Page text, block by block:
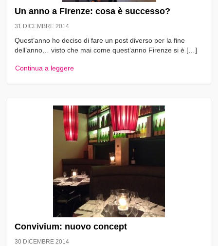
Un anno a Firenze: cosa è successo?
31 DICEMBRE 2014
Quest’anno ho deciso di fare un post diverso per la fine
dell’anno… visto che mai come quest’anno Firenze si è […]
Continua a leggere
Convivium: nuovo concept
30 DICEMBRE 2014